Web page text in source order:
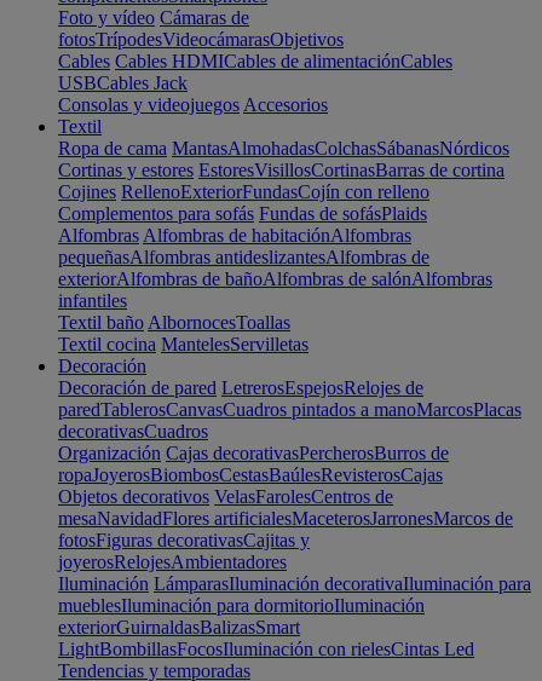
Foto y vídeo Cámaras de
fotosTrípodesVideocámarasObjetivos
Cables Cables HDMICables de alimentaciónCables
USBCables Jack
Consolas y videojuegos Accesorios
Textil
Ropa de cama MantasAlmohadasColchasSábanasNórdicos
Cortinas y estores EstoresVisillosCortinasBarras de cortina
Cojines RellenoExteriorFundasCojín con relleno
Complementos para sofás Fundas de sofásPlaids
Alfombras Alfombras de habitaciónAlfombras
pequeñasAlfombras antideslizantesAlfombras de
exteriorAlfombras de bañoAlfombras de salónAlfombras
infantiles
Textil baño AlbornocesToallas
Textil cocina MantelesServilletas
Decoración
Decoración de pared LetrerosEspejosRelojes de
paredTablerosCanvasCuadros pintados a manoMarcosPlacas
decorativasCuadros
Organización Cajas decorativasPercherosBurros de
ropaJoyerosBiombosCestasBaúlesRevisterosCajas
Objetos decorativos VelasFarolesCentros de
mesaNavidadFlores artificialesMaceterosJarronesMarcos de
fotosFiguras decorativasCajitas y
joyerosRelojesAmbientadores
Iluminación LámparasIluminación decorativaIluminación para
mueblesIluminación para dormitorioIluminación
exteriorGuirnaldasBalizasSmart
LightBombillasFocosIluminación con rielesCintas Led
Tendencias y temporadas